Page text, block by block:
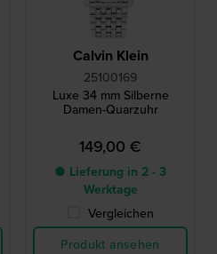
Calvin Klein
25100169
Luxe 34 mm Silberne
Damen-Quarzuhr
149,00 €
● Lieferung in 2 - 3
Werktage
Vergleichen
Produkt ansehen